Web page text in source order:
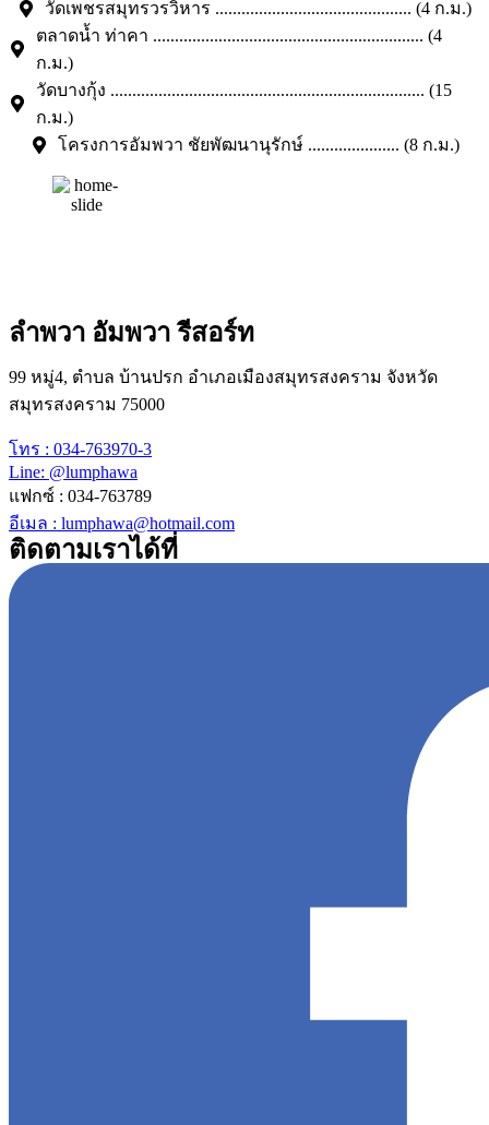
วัดเพชรสมุทรวรวิหาร ............................................. (4 ก.ม.)
ตลาดน้ำ ท่าคา .............................................................. (4
ก.ม.)
วัดบางกุ้ง ........................................................................ (15
ก.ม.)
โครงการอัมพวา ชัยพัฒนานุรักษ์ ..................... (8 ก.ม.)
ลำพวา อัมพวา รีสอร์ท
99 หมู่4, ตำบล บ้านปรก อำเภอเมืองสมุทรสงคราม จังหวัด
สมุทรสงคราม 75000
โทร : 034-763970-3
Line: @lumphawa
แฟกซ์ : 034-763789
อีเมล : lumphawa@hotmail.com
ติดตามเราได้ที่